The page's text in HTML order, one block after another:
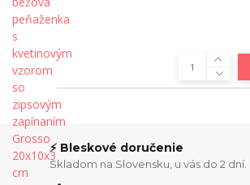
⚡ Bleskové doručenie
Skladom na Slovensku, u vás do 2 dní.